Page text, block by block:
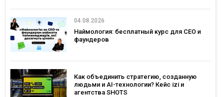
04.08.2026
Наймология: бесплатный курс для CEO и
фаундеров
Как объединить стратегию, созданную
людьми и AI-технологии? Кейс izi и
агентства SHOTS